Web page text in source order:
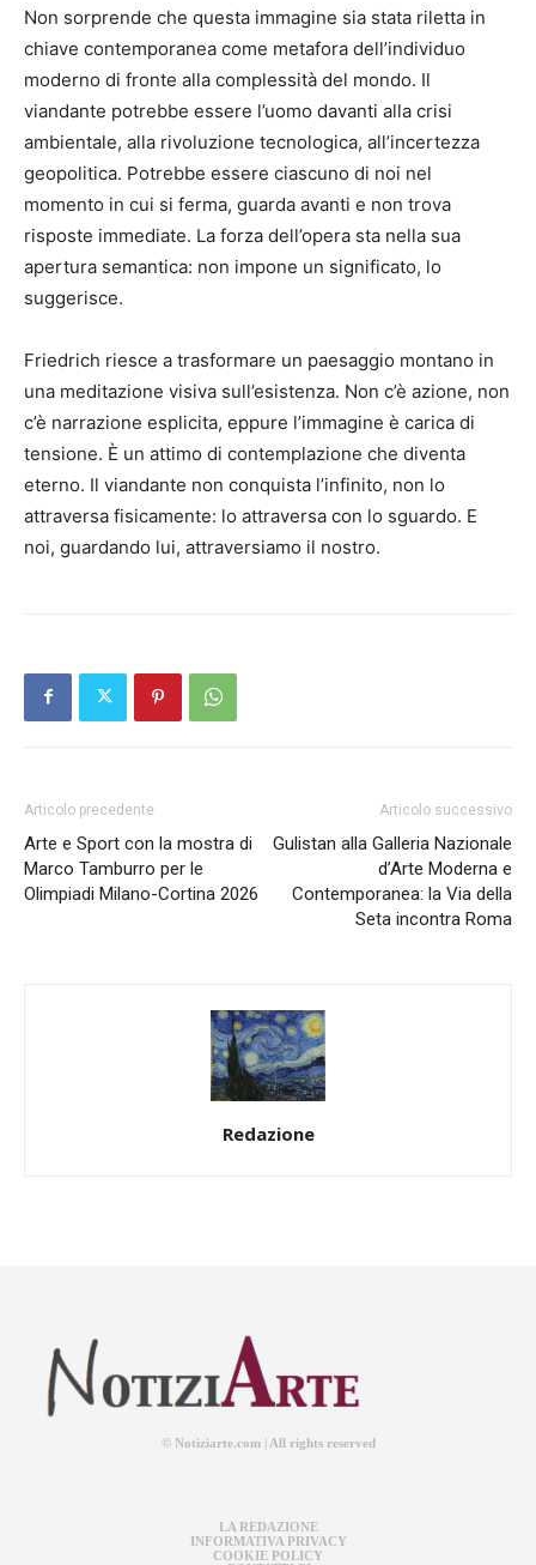
Non sorprende che questa immagine sia stata riletta in
chiave contemporanea come metafora dell’individuo
moderno di fronte alla complessità del mondo. Il
viandante potrebbe essere l’uomo davanti alla crisi
ambientale, alla rivoluzione tecnologica, all’incertezza
geopolitica. Potrebbe essere ciascuno di noi nel
momento in cui si ferma, guarda avanti e non trova
risposte immediate. La forza dell’opera sta nella sua
apertura semantica: non impone un significato, lo
suggerisce.
Friedrich riesce a trasformare un paesaggio montano in
una meditazione visiva sull’esistenza. Non c’è azione, non
c’è narrazione esplicita, eppure l’immagine è carica di
tensione. È un attimo di contemplazione che diventa
eterno. Il viandante non conquista l’infinito, non lo
attraversa fisicamente: lo attraversa con lo sguardo. E
noi, guardando lui, attraversiamo il nostro.
Articolo precedente
Arte e Sport con la mostra di
Marco Tamburro per le
Olimpiadi Milano-Cortina 2026
Articolo successivo
Gulistan alla Galleria Nazionale
d’Arte Moderna e
Contemporanea: la Via della
Seta incontra Roma
Redazione
© Notiziarte.com | All rights reserved
LA REDAZIONE
INFORMATIVA PRIVACY
COOKIE POLICY